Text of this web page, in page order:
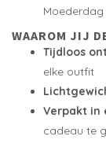
WAAROM JIJ
Tijdloos
elke outfit
Verpakt in
cadeau te